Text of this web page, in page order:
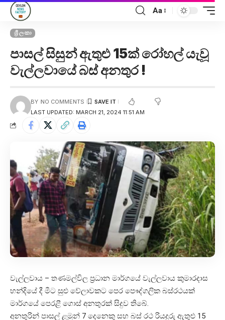
Aa
ශ්‍රී ලංකා
පාසල් සිසුන් ඇතුළු 15ක් රෝහල් යැවූ
වැල්ලවායේ බස් අනතුර !
LAST UPDATED: MARCH 21, 2024 11:51 AM
BY NO COMMENTS
වැල්ලවාය – තණමල්විල ප්‍රධාන මාර්ගයේ වැල්ලවාය කුමාරදාස
හන්දියේ දී මීට සුළු වේලාවකට පෙර පෞද්ගලික බස්රථයක්
මාර්ගයේ පෙරළී ගොස් අනතුරක් සිදුව තිබේ.‍
අනතුරින් පාසල් ළමුන් 7 දෙනෙකු සහ බස් රථ රියදුරු ඇතුළු 15